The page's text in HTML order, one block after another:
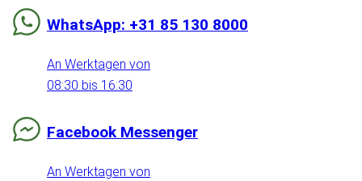
WhatsApp: +31 85 130 8000
An Werktagen von
08:30 bis 16:30
Facebook Messenger
An Werktagen von